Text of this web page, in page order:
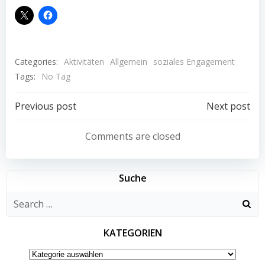
Categories: Aktivitäten Allgemein
soziales Engagement
Tags:
No Tag
Post
navigation
Previous post
navigation
Next post
Comments are closed
Suche
Search
KATEGORIEN
KATEGORIEN